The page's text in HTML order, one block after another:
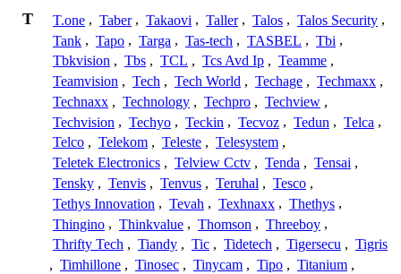
T T.one , Taber , Takaovi , Taller , Talos , Talos Security ,
Tank , Tapo , Targa , Tas-tech , TASBEL , Tbi ,
Tbkvision , Tbs , TCL , Tcs Avd Ip , Teamme ,
Teamvision , Tech , Tech World , Techage , Techmaxx ,
Technaxx , Technology , Techpro , Techview ,
Techvision , Techyo , Teckin , Tecvoz , Tedun , Telca ,
Telco , Telekom , Teleste , Telesystem ,
Teletek Electronics , Telview Cctv , Tenda , Tensai ,
Tensky , Tenvis , Tenvus , Teruhal , Tesco ,
Tethys Innovation , Tevah , Texhnaxx , Thethys ,
Thingino , Thinkvalue , Thomson , Threeboy ,
Thrifty Tech , Tiandy , Tic , Tidetech , Tigersecu , Tigris
, Timhillone , Tinosec , Tinycam , Tipo , Titanium ,